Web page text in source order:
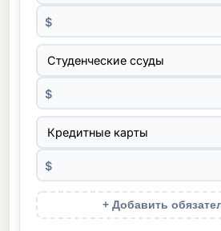
$
$
$
+ Добавить